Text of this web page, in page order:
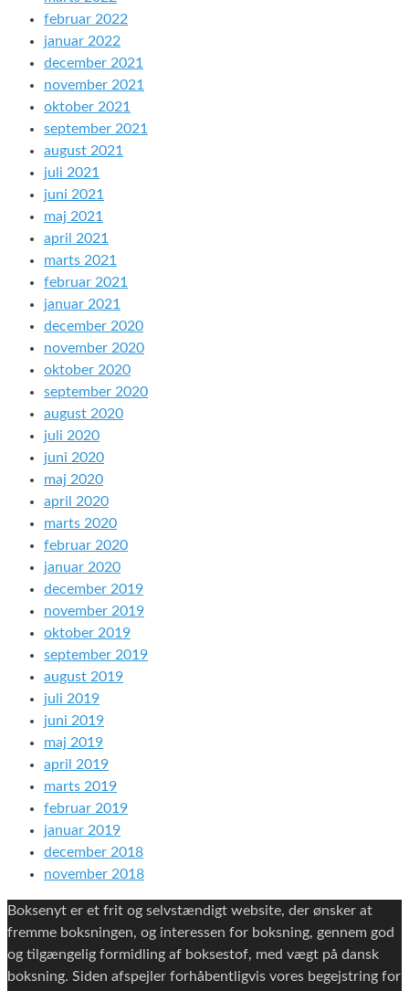
februar 2022
januar 2022
december 2021
november 2021
oktober 2021
september 2021
august 2021
juli 2021
juni 2021
maj 2021
april 2021
marts 2021
februar 2021
januar 2021
december 2020
november 2020
oktober 2020
september 2020
august 2020
juli 2020
juni 2020
maj 2020
april 2020
marts 2020
februar 2020
januar 2020
december 2019
november 2019
oktober 2019
september 2019
august 2019
juli 2019
juni 2019
maj 2019
april 2019
marts 2019
februar 2019
januar 2019
december 2018
november 2018
Boksenyt er et frit og selvstændigt website, der ønsker at
fremme boksningen, og interessen for boksning, gennem god
og tilgængelig formidling af boksestof, med vægt på dansk
boksning. Siden afspejler forhåbentligvis vores begejstring for